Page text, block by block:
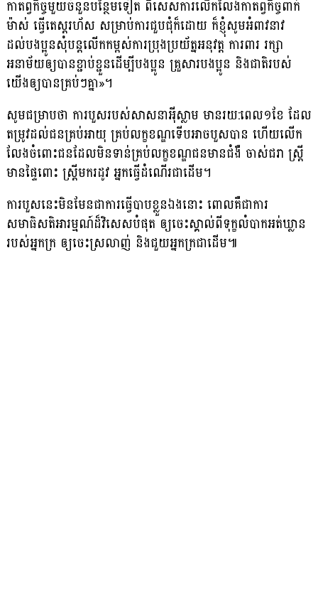
កាតព្វកិច្ចមួយចំនួនបន្ថែមទៀត ពិសេសការលើកលែងកាតព្វកិច្ចពាក់
ម៉ាស់ ធ្វេីតេស្តរហ័ស សម្រាប់ការជួបជុំក៏ដោយ ក៏ខ្ញុំសូមអំពាវនាវ
ដល់បងប្អូនសុំបន្តលើកកម្ពស់ការប្រុងប្រយ័ត្នអនុវត្ត ការពារ រក្សា
អនាម័យឲ្យបានខ្ជាប់ខ្ជួនដើម្បីបងប្អូន គ្រួសារបងប្អូន និងជាតិរបស់
យើងឲ្យបានគ្រប់ៗគ្នា»។
សូមជម្រាបថា ការបួសរបស់សាសនាអ៉ីស្លាម មានរយ:ពេល១ខែ ដែល
តម្រូវដល់ជនគ្រប់អាយុ គ្រប់លក្ខខណ្ឌទើបអាចបួសបាន ហើយលើក
លែងចំពោះជនដែលមិនទាន់គ្រប់លក្ខខណ្ឌជនមានជំងឺ ចាស់ជរា ស្ត្រី
មានផ្ទៃពោះ ស្ត្រីមករដូវ អ្នកធ្វើដំណើរជាដើម។
ការបួសនេះមិនមែនជាការធ្វើបាបខ្លួនឯងនោះ ពោលគឺជាការ
សមាធិសតិអារម្មណ៍ដ៏វិសេសបំផុត ឲ្យចេះស្គាល់ពីទុក្ខលំបាកអត់ឃ្លាន
របស់អ្នកក្រ ឲ្យចេះស្រលាញ់ និងជួយអ្នកក្រជាដើម៕